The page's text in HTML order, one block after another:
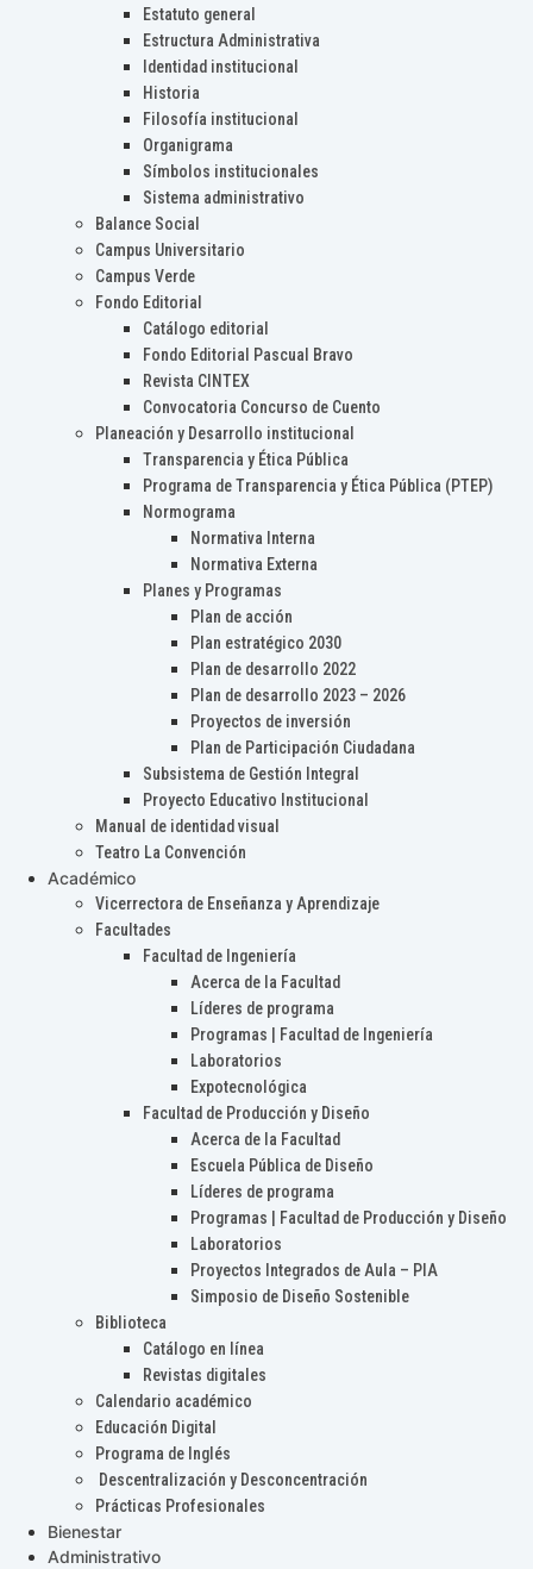
Estatuto general
Estructura Administrativa
Identidad institucional
Historia
Filosofía institucional
Organigrama
Símbolos institucionales
Sistema administrativo
Balance Social
Campus Universitario
Campus Verde
Fondo Editorial
Catálogo editorial
Fondo Editorial Pascual Bravo
Revista CINTEX
Convocatoria Concurso de Cuento
Planeación y Desarrollo institucional
Transparencia y Ética Pública
Programa de Transparencia y Ética Pública (PTEP)
Normograma
Normativa Interna
Normativa Externa
Planes y Programas
Plan de acción
Plan estratégico 2030
Plan de desarrollo 2022
Plan de desarrollo 2023 – 2026
Proyectos de inversión
Plan de Participación Ciudadana
Subsistema de Gestión Integral
Proyecto Educativo Institucional
Manual de identidad visual
Teatro La Convención
Académico
Vicerrectora de Enseñanza y Aprendizaje
Facultades
Facultad de Ingeniería
Acerca de la Facultad
Líderes de programa
Programas | Facultad de Ingeniería
Laboratorios
Expotecnológica
Facultad de Producción y Diseño
Acerca de la Facultad
Escuela Pública de Diseño
Líderes de programa
Programas | Facultad de Producción y Diseño
Laboratorios
Proyectos Integrados de Aula – PIA
Simposio de Diseño Sostenible
Biblioteca
Catálogo en línea
Revistas digitales
Calendario académico
Educación Digital
Programa de Inglés
Descentralización y Desconcentración
Prácticas Profesionales
Bienestar
Administrativo